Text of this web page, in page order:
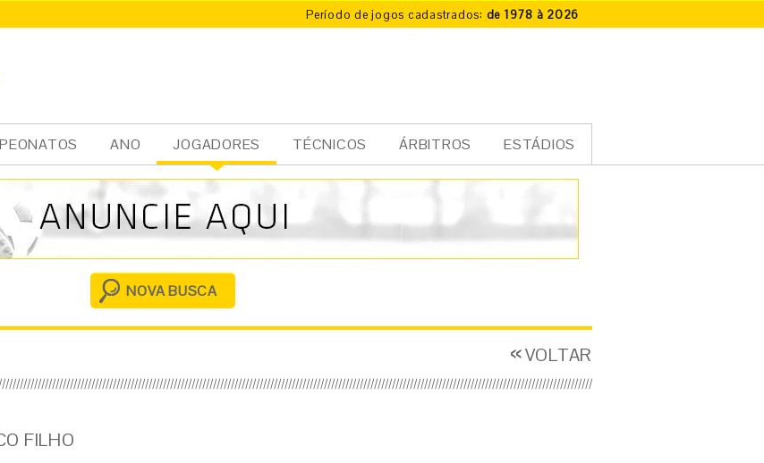
Período de jogos cadastrados: de 1978 à 2026
ANO JOGADORES TÉCNICOS ÁRBITROS ESTÁDIOS
cia
l
NOVA BUSCA
VOLTAR
FILHO